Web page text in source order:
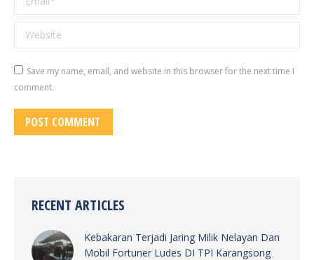
Website
Save my name, email, and website in this browser for the next time I
comment.
POST COMMENT
RECENT ARTICLES
Kebakaran Terjadi Jaring Milik Nelayan Dan
Mobil Fortuner Ludes DI TPI Karangsong